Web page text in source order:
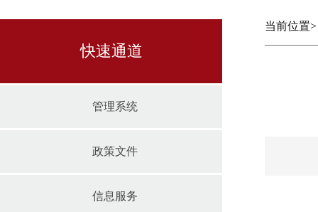
快速通道
管理系统
政策文件
信息服务
当前位置